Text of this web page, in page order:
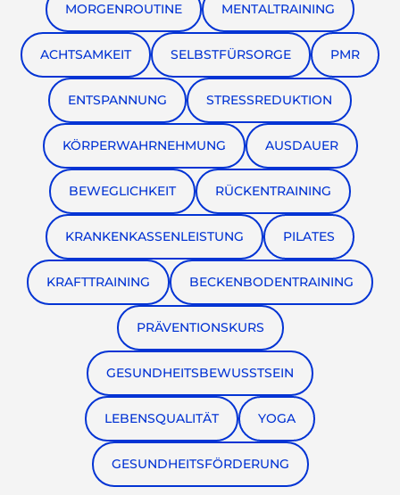
MORGENROUTINE MENTALTRAINING
ACHTSAMKEIT SELBSTFÜRSORGE PMR
ENTSPANNUNG STRESSREDUKTION
KÖRPERWAHRNEHMUNG AUSDAUER
BEWEGLICHKEIT RÜCKENTRAINING
KRANKENKASSENLEISTUNG PILATES
KRAFTTRAINING BECKENBODENTRAINING
PRÄVENTIONSKURS
GESUNDHEITSBEWUSSTSEIN
LEBENSQUALITÄT YOGA
GESUNDHEITSFÖRDERUNG